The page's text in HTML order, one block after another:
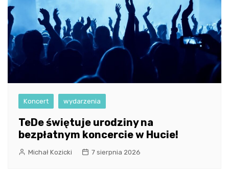
Koncert wydarzenia
TeDe świętuje urodziny na
bezpłatnym koncercie w Hucie!
Michał Kozicki 7 sierpnia 2026